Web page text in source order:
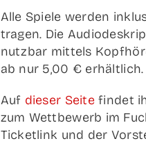
Alle Spie­le wer­den
tra­gen. Die
nutz­bar mit­tels
ab nur 5,00 € erhältlich.
Auf die­ser Sei­te fin­det
zum Wett­be­werb im
Ticket­link und der